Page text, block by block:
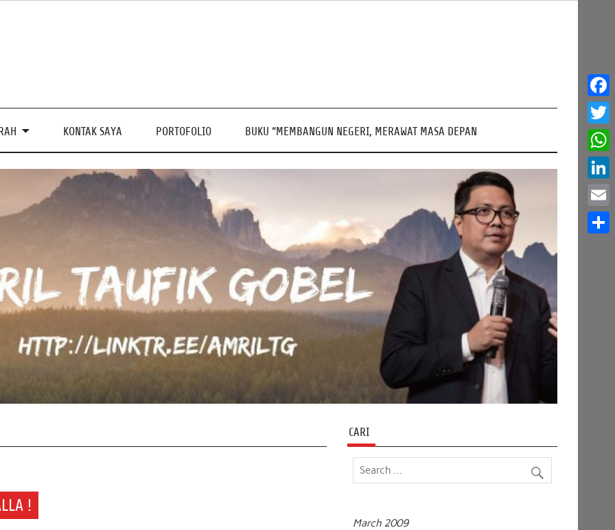
KONTAK SAYA PORTOFOLIO BUKU “MEMBANGUN NEGERI, MERAWAT MASA DEPAN
!
CARI
March 2009
Email